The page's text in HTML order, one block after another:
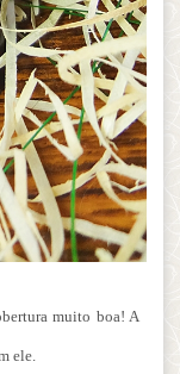
muito boa! A
ele.